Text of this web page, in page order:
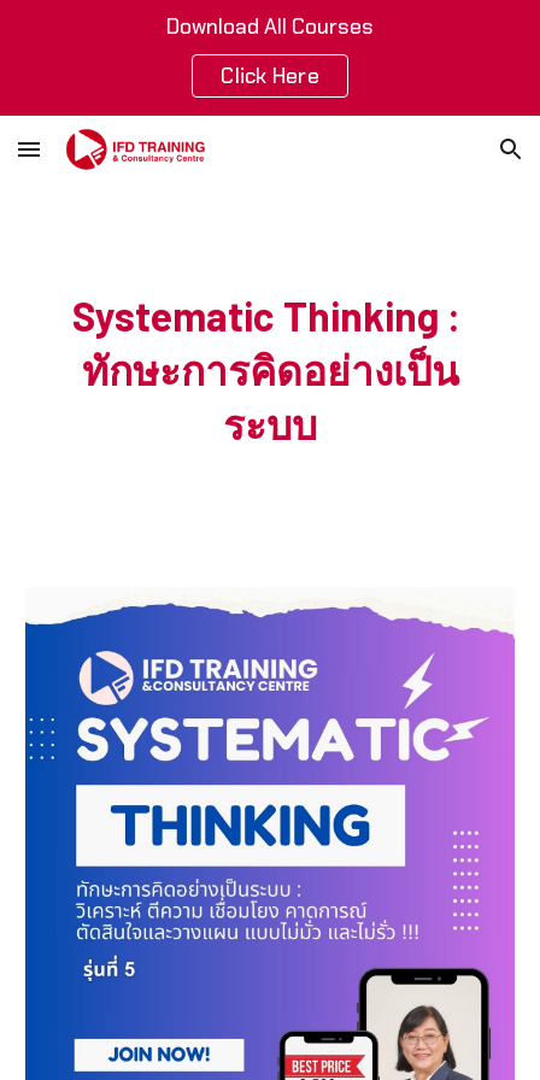
Download All Courses
Click Here
Systematic Thinking :
ทักษะการคิดอย่างเป็น
ระบบ